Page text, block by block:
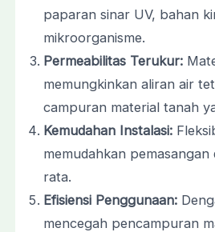
paparan sinar UV, bahan
mikroorganisme.
Permeabilitas Terukur:
memungkinkan aliran air
campuran material tanah
Kemudahan Instalasi:
memudahkan pemasangan
rata.
Efisiensi Penggunaan:
mencegah pencampuran